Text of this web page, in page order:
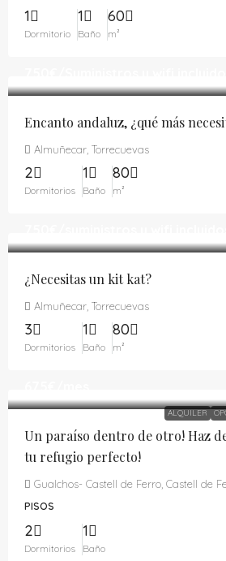
1
Dormitorio
1
Baño
60
m²
Encanto andaluz, ¿qué más
Almuñecar, Torrecuevas
2
Dormitorios
1
Baño
80
m²
¿Necesitas un kit kat?
Almuñecar, Torrecuevas
3
Dormitorios
1
Baño
80
m²
ALQUILER
Un paraíso dentro de otro! Haz
tu refugio perfecto!
Gualchos- Castell de Ferro, Castell de
PISOS
2
Dormitorios
1
Baño